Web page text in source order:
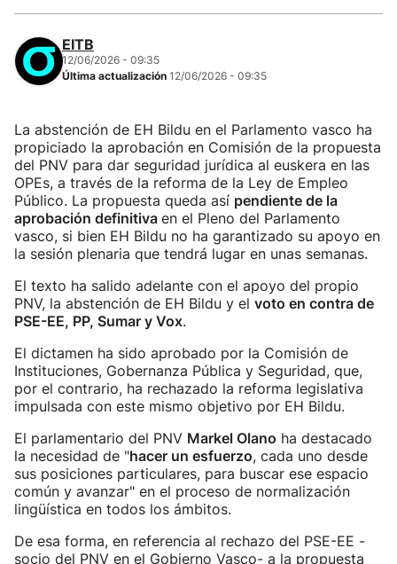
EITB
12/06/2026 - 09:35
Última actualización 12/06/2026 - 09:35
La abstención de EH Bildu en el Parlamento vasco ha
propiciado la aprobación en Comisión de la propuesta
del PNV para dar seguridad jurídica al euskera en las
OPEs, a través de la reforma de la Ley de Empleo
Público. La propuesta queda así pendiente de la
aprobación definitiva en el Pleno del Parlamento
vasco, si bien EH Bildu no ha garantizado su apoyo en
la sesión plenaria que tendrá lugar en unas semanas.
El texto ha salido adelante con el apoyo del propio
PNV, la abstención de EH Bildu y el voto en contra de
PSE-EE, PP, Sumar y Vox.
El dictamen ha sido aprobado por la Comisión de
Instituciones, Gobernanza Pública y Seguridad, que,
por el contrario, ha rechazado la reforma legislativa
impulsada con este mismo objetivo por EH Bildu.
El parlamentario del PNV Markel Olano ha destacado
la necesidad de "hacer un esfuerzo, cada uno desde
sus posiciones particulares, para buscar ese espacio
común y avanzar" en el proceso de normalización
lingüística en todos los ámbitos.
De esa forma, en referencia al rechazo del PSE-EE -
socio del PNV en el Gobierno Vasco- a la propuesta